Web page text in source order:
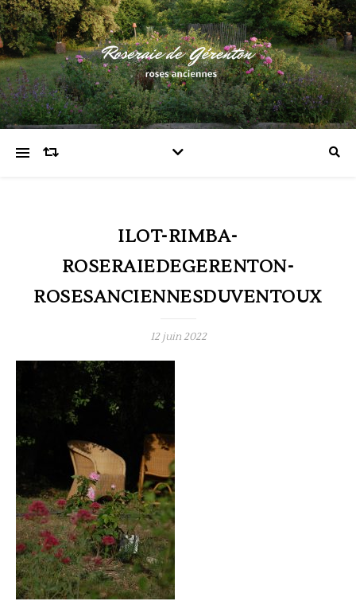
ILOT-RIMBA-
ROSERAIEDEGERENTON-
ROSESANCIENNESDUVENTOUX
12 juin 2022